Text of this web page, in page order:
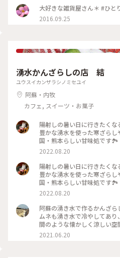
大好きな雑貨屋さん＊ #ひと
2016.09.25
湧水かんざらしの店 結
ユウスイカンザラシノミセユイ
阿蘇・内牧
カフェ, スイーツ・お菓子
陽射しの暑い日に行きたく
豊かな湧水を使った寒ざら
国・熊本らしい甘味処です🏞
ーナーさんご夫婦が買い取
は、その木造校舎を利用し
その中でもジブリに出てきそ
昔は校長室だったとご主人か
うな…🤔笑 お冷はご自由に湧
ダーやビールも湧水で冷え
（白）”を頂きました💕 白は
にピリッと爽やかな生姜蜜を
わせはミニトマト🍅 ちなみ
粉です🍵 敷地内に自生して
や素麺も人気で、寒ざらしの
ンです🙆‍♀️ ヨモギより癖がな
2022.08.20
陽射しの暑い日に行きたく
豊かな湧水を使った寒ざら
国・熊本らしい甘味処です🏞
ーナーさんご夫婦が買い取
は、その木造校舎を利用し
その中でもジブリに出てきそ
昔は校長室だったと昔ご主
ような…🤔笑 お冷はご自由
イダーやビールも湧水で冷
（白）”を頂きました💕 白は
2022.08.20
阿蘇の湧き水で作るかんざ
ムネも湧き水で冷やしてあ
間のような懐かしく涼しい
選べて、きな粉をかけて頂きます。
学校跡#阿蘇#かんざらし#結
2021.06.20